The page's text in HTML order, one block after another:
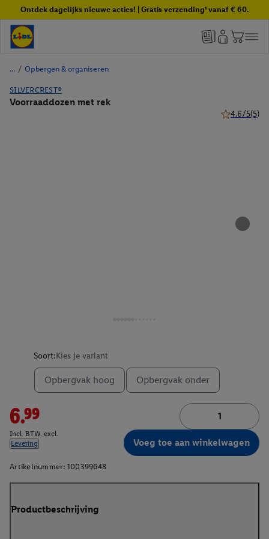
Ontdek dagelijks nieuwe acties! | Gratis verzending¹ vanaf € 60.
/ Opbergen & organiseren
SILVERCREST®
Voorraaddozen met rek
4.6/5(5)
Soort:Kies je variant
Opbergvak hoog Opbergvak onder
6.99
Incl. BTW. excl.
Levering
Voeg toe aan winkelwagen
Artikelnummer: 100399648
Productbeschrijving